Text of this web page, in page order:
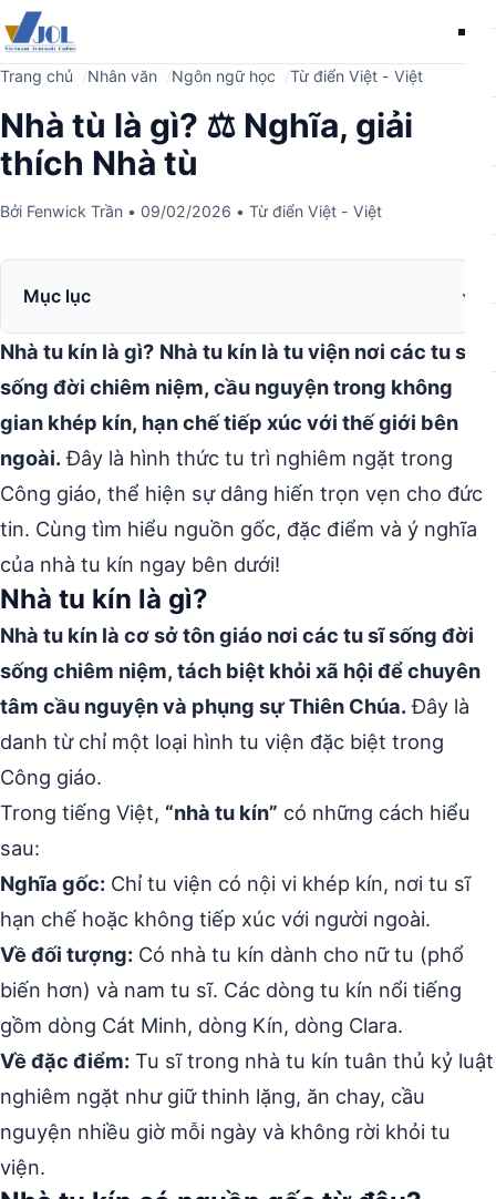
Trang chủ Nhân văn Ngôn ngữ học Từ điển Việt - Việt
Nhà tù là gì? ⚖️ Nghĩa, giải
thích Nhà tù
Bởi Fenwick Trần • 09/02/2026 • Từ điển Việt - Việt
Mục lục
Nhà tu kín là gì? Nhà tu kín là tu viện nơi các tu sĩ
sống đời chiêm niệm, cầu nguyện trong không
gian khép kín, hạn chế tiếp xúc với thế giới bên
ngoài.Đây là hình thức tu trì nghiêm ngặt trong
Công giáo, thể hiện sự dâng hiến trọn vẹn cho đức
tin. Cùng tìm hiểu nguồn gốc, đặc điểm và ý nghĩa
của nhà tu kín ngay bên dưới!
Nhà tu kín là gì?
Nhà tu kín là cơ sở tôn giáo nơi các tu sĩ sống đời
sống chiêm niệm, tách biệt khỏi xã hội để chuyên
tâm cầu nguyện và phụng sự Thiên Chúa.Đây là
danh từ chỉ một loại hình tu viện đặc biệt trong
Công giáo.
Trong tiếng Việt, “nhà tu kín” có những cách hiểu
sau:
Nghĩa gốc: Chỉ tu viện có nội vi khép kín, nơi tu sĩ
hạn chế hoặc không tiếp xúc với người ngoài.
Về đối tượng: Có nhà tu kín dành cho nữ tu (phổ
biến hơn) và nam tu sĩ. Các dòng tu kín nổi tiếng
gồm dòng Cát Minh, dòng Kín, dòng Clara.
Về đặc điểm: Tu sĩ trong nhà tu kín tuân thủ kỷ luật
nghiêm ngặt như giữ thinh lặng, ăn chay, cầu
nguyện nhiều giờ mỗi ngày và không rời khỏi tu
viện.